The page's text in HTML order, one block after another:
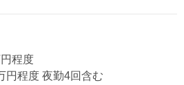
程度
円程度 夜勤4回含む